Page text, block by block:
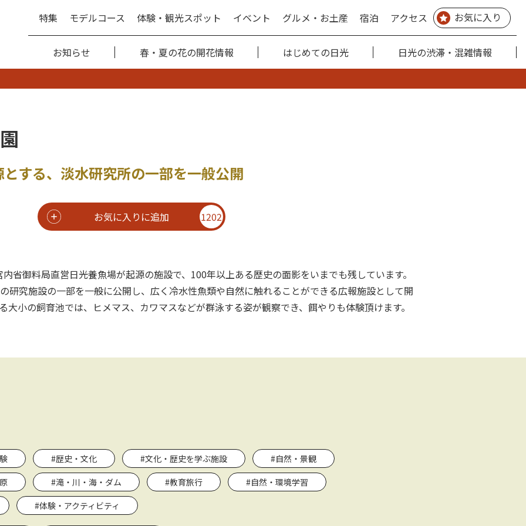
特集 モデルコース 体験・観光スポット イベント グルメ・お土産 宿泊 アクセス お気に入り
お知らせ 春・夏の花の開花情報 はじめての日光 日光の渋滞・混雑情報
する、淡水研究所の一部を一般公開
お気に入りに追加 1202
省御料局直営日光養魚場が起源の施設で、100年以上ある歴史の面影をいまでも残しています。
研究施設の一部を一般に公開し、広く冷水性魚類や自然に触れることができる広報施設として開
大小の飼育池では、ヒメマス、カワマスなどが群泳する姿が観察でき、餌やりも体験頂けます。
#歴史・文化 #文化・歴史を学ぶ施設
#自然・景観
#滝・川・海・ダム #教育旅行
#自然・環境学習
#体験・アクティビティ